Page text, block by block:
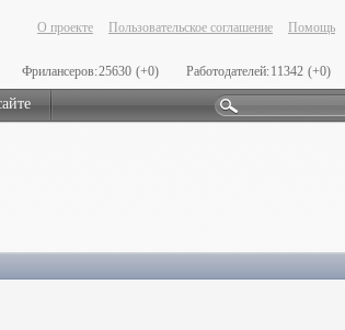
О проекте Пользовательское соглашение Помощь
Фрилансеров:25630 (+0) Работодателей:11342 (+0)